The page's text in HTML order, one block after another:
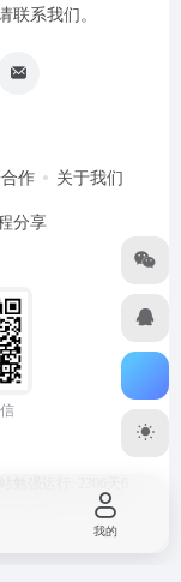
联系我们。
作 关于我们
分享
我的